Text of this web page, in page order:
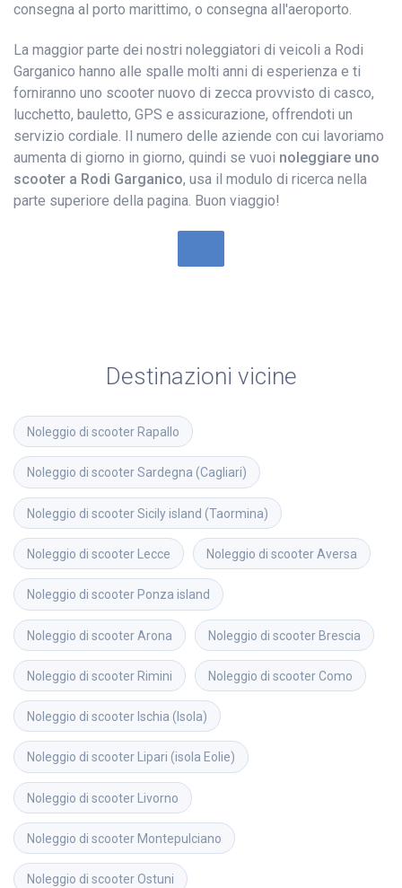
consegna al porto marittimo, o consegna all'aeroporto.
La maggior parte dei nostri noleggiatori di veicoli a Rodi
Garganico hanno alle spalle molti anni di esperienza e ti
forniranno uno scooter nuovo di zecca provvisto di casco,
lucchetto, bauletto, GPS e assicurazione, offrendoti un
servizio cordiale. Il numero delle aziende con cui lavoriamo
aumenta di giorno in giorno, quindi se vuoi noleggiare uno
scooter a Rodi Garganico, usa il modulo di ricerca nella
parte superiore della pagina. Buon viaggio!
Destinazioni vicine
Noleggio di scooter Rapallo
Noleggio di scooterSardegna (Cagliari)
Noleggio di scooterSicily island (Taormina)
Noleggio di scooter Lecce Noleggio di scooter Aversa
Noleggio di scooter Ponza island
Noleggio di scooter Arona Noleggio di scooterBrescia
Noleggio di scooter Rimini Noleggio di scooterComo
Noleggio di scooter Ischia (Isola)
Noleggio di scooter Lipari (isola Eolie)
Noleggio di scooter Livorno
Noleggio di scooter Montepulciano
Noleggio di scooterOstuni